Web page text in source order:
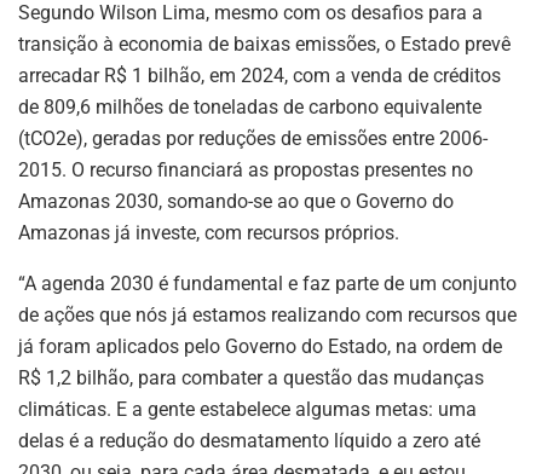
Segundo Wilson Lima, mesmo com os desafios para a
transição à economia de baixas emissões, o Estado prevê
arrecadar R$ 1 bilhão, em 2024, com a venda de créditos
de 809,6 milhões de toneladas de carbono equivalente
(tCO2e), geradas por reduções de emissões entre 2006-
2015. O recurso financiará as propostas presentes no
Amazonas 2030, somando-se ao que o Governo do
Amazonas já investe, com recursos próprios.
“A agenda 2030 é fundamental e faz parte de um conjunto
de ações que nós já estamos realizando com recursos que
já foram aplicados pelo Governo do Estado, na ordem de
R$ 1,2 bilhão, para combater a questão das mudanças
climáticas. E a gente estabelece algumas metas: uma
delas é a redução do desmatamento líquido a zero até